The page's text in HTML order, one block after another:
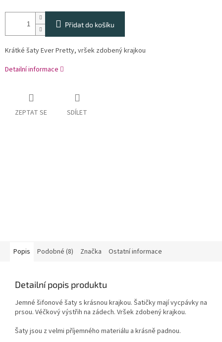
Přidat do košíku
Krátké šaty Ever Pretty, vršek zdobený krajkou
Detailní informace
ZEPTAT SE SDÍLET
Popis Podobné (8) Značka Ostatní informace
Detailní popis produktu
Jemné šifonové šaty s krásnou krajkou. Šatičky mají vycpávky na
prsou. Véčkový výstřih na zádech. Vršek zdobený krajkou.
Šaty jsou z velmi příjemného materiálu a krásně padnou.